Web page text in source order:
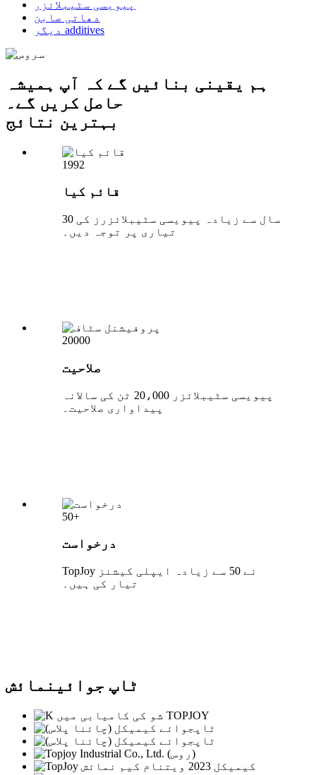
پیویسی سٹیبلائزر
دھاتی صابن
دیگر additives
ہم یقینی بنائیں گے کہ آپ ہمیشہ
حاصل کریں گے۔
بہترین نتائج
1992
قائم کیا
30 سال سے زیادہ پیویسی سٹیبلائزرز کی
تیاری پر توجہ دیں۔
20000
صلاحیت
پیویسی سٹیبلائزر 20،000 ٹن کی سالانہ
پیداواری صلاحیت۔
50+
درخواست
TopJoy نے 50 سے زیادہ ایپلی کیشنز
تیار کی ہیں۔
ٹاپ جوائینمائش